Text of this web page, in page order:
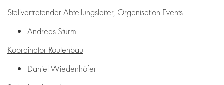
Stellvertretender Abteilungsleiter, Organisation Events
Andreas Sturm
Koordinator Routenbau
Daniel Wiedenhöfer